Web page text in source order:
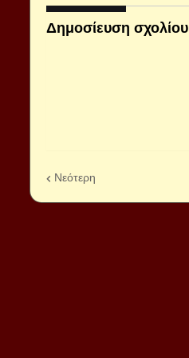
Δημοσίευση σχολίου
Νεότερη